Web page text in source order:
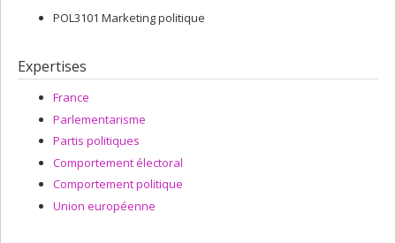
POL3101 Marketing politique
Expertises
France
Parlementarisme
Partis politiques
Comportement électoral
Comportement politique
Union européenne